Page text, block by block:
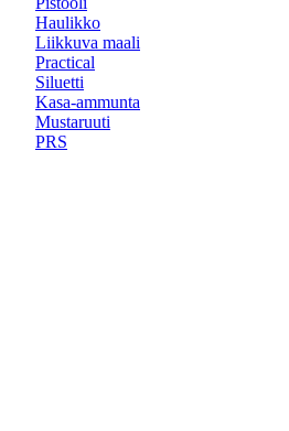
Haulikko
Liikkuva maali
Practical
Siluetti
Kasa-ammunta
Mustaruuti
PRS